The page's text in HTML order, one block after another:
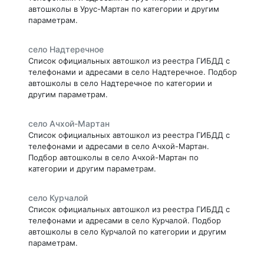
автошколы в Урус-Мартан по категории и другим
параметрам.
село Надтеречное
Список официальных автошкол из реестра ГИБДД с
телефонами и адресами в село Надтеречное. Подбор
автошколы в село Надтеречное по категории и
другим параметрам.
село Ачхой-Мартан
Список официальных автошкол из реестра ГИБДД с
телефонами и адресами в село Ачхой-Мартан.
Подбор автошколы в село Ачхой-Мартан по
категории и другим параметрам.
село Курчалой
Список официальных автошкол из реестра ГИБДД с
телефонами и адресами в село Курчалой. Подбор
автошколы в село Курчалой по категории и другим
параметрам.